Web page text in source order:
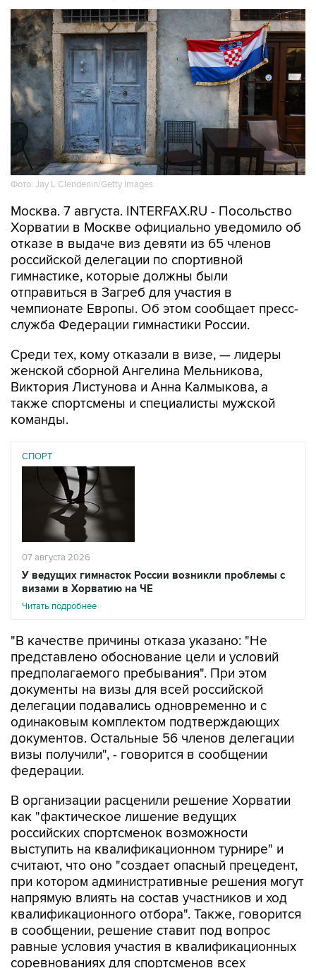
Фото: Jay L Clendenin/Getty Images
Москва. 7 августа. INTERFAX.RU - Посольство
Хорватии в Москве официально уведомило об
отказе в выдаче виз девяти из 65 членов
российской делегации по спортивной
гимнастике, которые должны были
отправиться в Загреб для участия в
чемпионате Европы. Об этом сообщает пресс-
служба Федерации гимнастики России.
Среди тех, кому отказали в визе, — лидеры
женской сборной Ангелина Мельникова,
Виктория Листунова и Анна Калмыкова, а
также спортсмены и специалисты мужской
команды.
СПОРТ
07 августа 2026
У ведущих гимнасток России возникли проблемы с
визами в Хорватию на ЧЕ
Читать подробнее
"В качестве причины отказа указано: "Не
представлено обоснование цели и условий
предполагаемого пребывания". При этом
документы на визы для всей российской
делегации подавались одновременно и с
одинаковым комплектом подтверждающих
документов. Остальные 56 членов делегации
визы получили", - говорится в сообщении
федерации.
В организации расценили решение Хорватии
как "фактическое лишение ведущих
российских спортсменок возможности
выступить на квалификационном турнире" и
считают, что оно "создает опасный прецедент,
при котором административные решения могут
напрямую влиять на состав участников и ход
квалификационного отбора". Также, говорится
в сообщении, решение ставит под вопрос
равные условия участия в квалификационных
соревнованиях для спортсменов всех